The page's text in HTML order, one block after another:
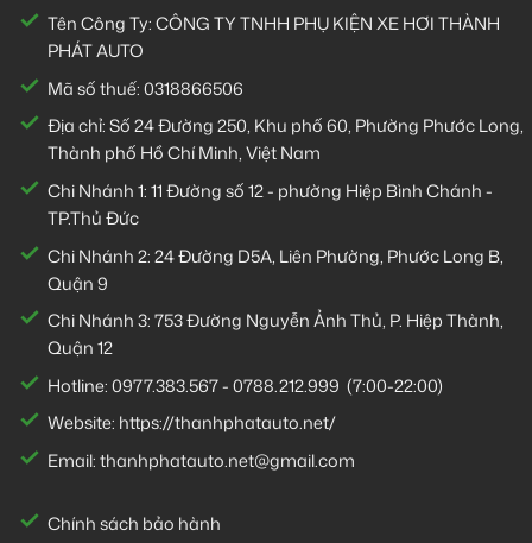
Tên Công Ty: CÔNG TY TNHH PHỤ KIỆN XE HƠI THÀNH
PHÁT AUTO
Mã số thuế: 0318866506
Địa chỉ: Số 24 Đường 250, Khu phố 60, Phường Phước Long,
Thành phố Hồ Chí Minh, Việt Nam
Chi Nhánh 1:11 Đường số 12 - phường Hiệp Bình Chánh -
TP.Thủ Đức
Chi Nhánh 2:24 Đường D5A, Liên Phường, Phước Long B,
Quận 9
Chi Nhánh 3:753 Đường Nguyễn Ảnh Thủ, P. Hiệp Thành,
Quận 12
Hotline:0977.383.567-0788.212.999 (7:00-22:00)
Website: https://thanhphatauto.net/
Email:thanhphatauto.net@gmail.com
Chính sách bảo hành